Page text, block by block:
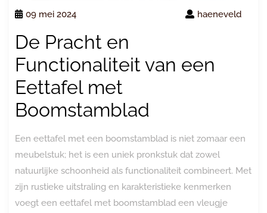
09 mei 2024 haeneveld
De Pracht en
Functionaliteit van een
Eettafel met
Boomstamblad
Een eettafel met een boomstamblad is niet zomaar een
meubelstuk; het is een uniek pronkstuk dat zowel
natuurlijke schoonheid als functionaliteit combineert. Met
zijn rustieke uitstraling en karakteristieke kenmerken
voegt een eettafel met boomstamblad een vleugje